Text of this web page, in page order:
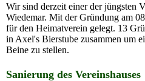
Wir sind derzeit einer der jüngsten
Wiedemar. Mit der Gründung am
für den Heimatverein gelegt. 13
in Axel's Bierstube zusammen um
Beine zu stellen.
Sanierung des Vereinshauses